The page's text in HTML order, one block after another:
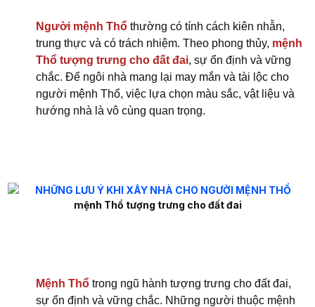
Người mệnh Thổthường có tính cách kiên nhẫn,
trung thực và có trách nhiệm. Theo phong thủy, mệnh
Thổ tượng trưng cho đất đai, sự ổn định và vững
chắc. Để ngôi nhà mang lại may mắn và tài lộc cho
người mệnh Thổ, việc lựa chọn màu sắc, vật liệu và
hướng nhà là vô cùng quan trọng.
mệnh Thổ tượng trưng cho đất đai
Mệnh Thổ trong ngũ hành tượng trưng cho đất đai,
sự ổn định và vững chắc. Những người thuộc mệnh